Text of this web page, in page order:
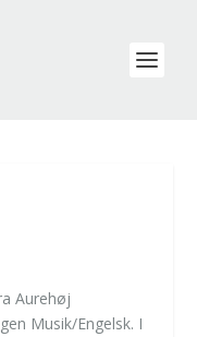
Aurehøj
Musik/Engelsk. I